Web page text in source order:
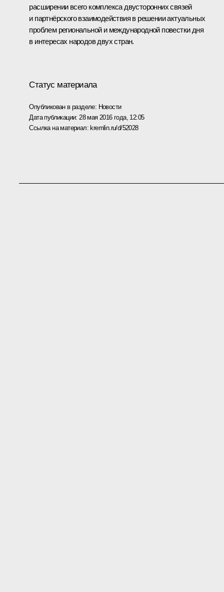
расширении всего комплекса двусторонних связей
и партнёрского взаимодействия в решении актуальных
проблем региональной и международной повестки дня
в интересах народов двух стран.
Статус материала
Опубликован в разделе: Новости
Дата публикации: 28 мая 2016 года, 12:05
Ссылка на материал: kremlin.ru/d/52028